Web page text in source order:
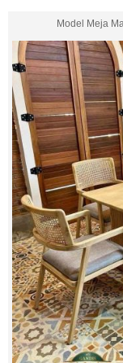
Model Meja